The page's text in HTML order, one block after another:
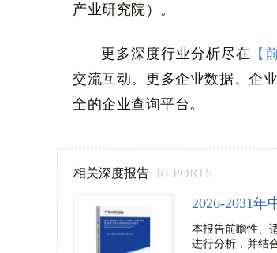
产业研究院）。
更多深度行业分析尽在 【
交流互动。更多企业数据、企
全的企业查询平台。
相关深度报告 REPORTS
2026-2031年
本报告前瞻性、
进行分析，并结